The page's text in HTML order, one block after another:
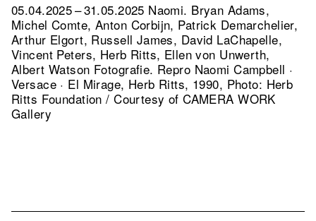
05.04.2025 – 31.05.2025 Naomi. Bryan Adams,
Michel Comte, Anton Corbijn, Patrick Demarchelier,
Arthur Elgort, Russell James, David LaChapelle,
Vincent Peters, Herb Ritts, Ellen von Unwerth,
Albert Watson Fotografie. Repro Naomi Campbell ·
Versace · El Mirage, Herb Ritts, 1990, Photo: Herb
Ritts Foundation / Courtesy of CAMERA WORK
Gallery